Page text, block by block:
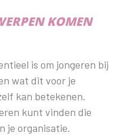
KOMEN
is om jongeren bij
wat dit voor je
kan betekenen.
kunt vinden die
je organisatie.